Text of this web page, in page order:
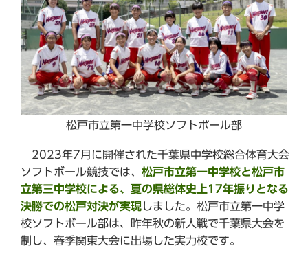
松戸市立第一中学校ソフトボール部
2023年7月に開催された千葉県中学校総合体育大会
ソフトボール競技では、 松戸市立第一中学校と松戸市
立第三中学校による、夏の県総体史上17年振りとなる
決勝での松戸対決が実現しました。松戸市立第一中学
校ソフトボール部は、昨年秋の新人戦で千葉県大会を
制し、春季関東大会に出場した実力校です。